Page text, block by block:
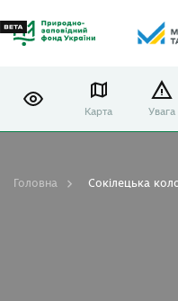
Карта Увага
Головна Сокілецька